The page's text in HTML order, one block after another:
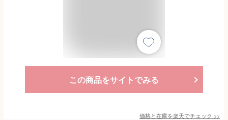
この商品をサイトでみる
価格と在庫を楽天でチェック >>